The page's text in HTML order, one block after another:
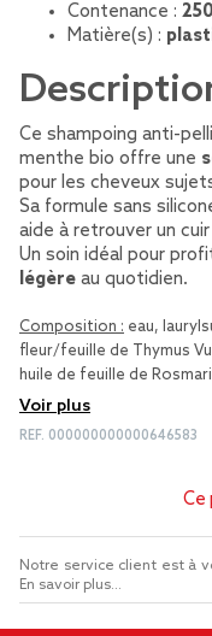
Contenance :
Matière(s) :
Ce shampoing anti-
menthe bio offre une
pour les cheveux
Sa formule sans
aide à retrouver un
Un soin idéal pour
légère au quotidien.
Composition : eau,
fleur/feuille de Thymus
huile de feuille de
Voir plus
REF. 000000000000646583
Ce
Notre service client est à
En savoir plus...